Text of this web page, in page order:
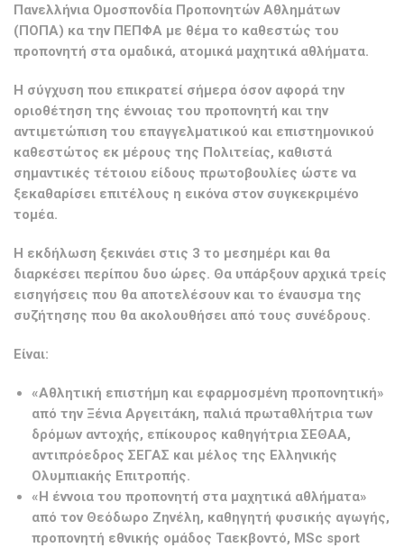
Πανελλήνια Ομοσπονδία Προπονητών Αθλημάτων
(ΠΟΠΑ) κα την ΠΕΠΦΑ με θέμα το καθεστώς του
προπονητή στα ομαδικά, ατομικά μαχητικά αθλήματα.
Η σύγχυση που επικρατεί σήμερα όσον αφορά την
οριοθέτηση της έννοιας του προπονητή και την
αντιμετώπιση του επαγγελματικού και επιστημονικού
καθεστώτος εκ μέρους της Πολιτείας, καθιστά
σημαντικές τέτοιου είδους πρωτοβουλίες ώστε να
ξεκαθαρίσει επιτέλους η εικόνα στον συγκεκριμένο
τομέα.
Η εκδήλωση ξεκινάει στις 3 το μεσημέρι και θα
διαρκέσει περίπου δυο ώρες. Θα υπάρξουν αρχικά τρείς
εισηγήσεις που θα αποτελέσουν και το έναυσμα της
συζήτησης που θα ακολουθήσει από τους συνέδρους.
Είναι:
«Αθλητική επιστήμη και εφαρμοσμένη προπονητική»
από την Ξένια Αργειτάκη, παλιά πρωταθλήτρια των
δρόμων αντοχής, επίκουρος καθηγήτρια ΣΕΘΑΑ,
αντιπρόεδρος ΣΕΓΑΣ και μέλος της Ελληνικής
Ολυμπιακής Επιτροπής.
«Η έννοια του προπονητή στα μαχητικά αθλήματα»
από τον Θεόδωρο Ζηνέλη, καθηγητή φυσικής αγωγής,
προπονητή εθνικής ομάδος Ταεκβοντό, MSc sport